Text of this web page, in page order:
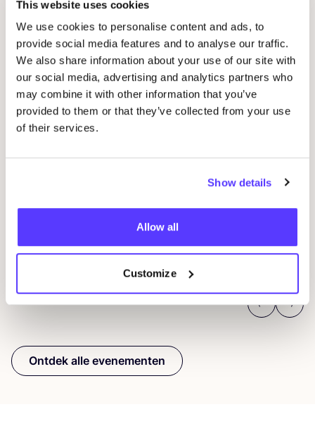
This website uses cookies
We use cookies to personalise content and ads, to
provide social media features and to analyse our traffic.
We also share information about your use of our site with
our social media, advertising and analytics partners who
may combine it with other information that you’ve
provided to them or that they’ve collected from your use
of their services.
Show details
Allow all
Customize
08 AUG
Workshop: Maak Je Eigen Trouwringen
Drongensesteenweg 152, Gent
Fien Demuynck Juwelen
Workshop
08
Previous
Next
Ontdek alle evenementen